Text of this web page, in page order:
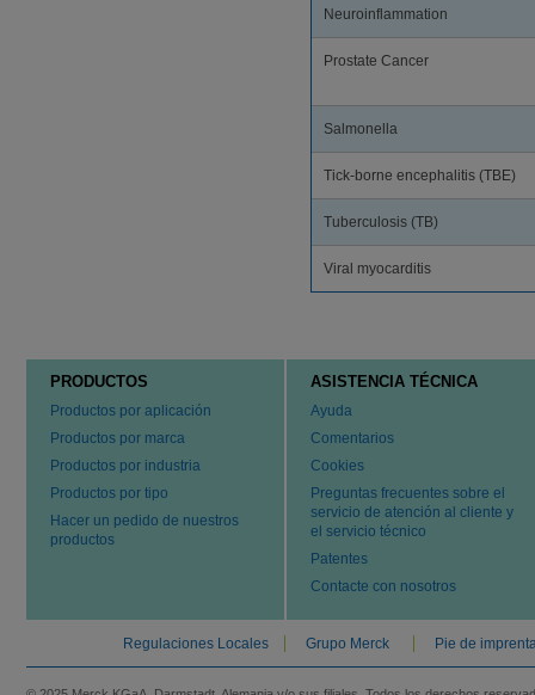
Neuroinflammation
Prostate Cancer
Salmonella
Tick-borne encephalitis (TBE)
Tuberculosis (TB)
Viral myocarditis
PRODUCTOS
Productos por aplicación
Productos por marca
Productos por industria
Productos por tipo
Hacer un pedido de nuestros
productos
ASISTENCIA TÉCNICA
Ayuda
Comentarios
Cookies
Preguntas frecuentes sobre el
servicio de atención al cliente y
el servicio técnico
Patentes
Contacte con nosotros
Regulaciones Locales Grupo Merck Pie de